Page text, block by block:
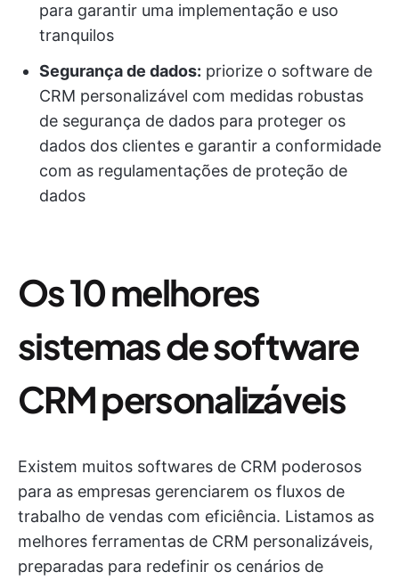
para garantir uma implementação e uso
tranquilos
Segurança de dados: priorize o software de
CRM personalizável com medidas robustas
de segurança de dados para proteger os
dados dos clientes e garantir a conformidade
com as regulamentações de proteção de
dados
Os 10 melhores
sistemas de software
CRM personalizáveis
Existem muitos softwares de CRM poderosos
para as empresas gerenciarem os fluxos de
trabalho de vendas com eficiência. Listamos as
melhores ferramentas de CRM personalizáveis,
preparadas para redefinir os cenários de